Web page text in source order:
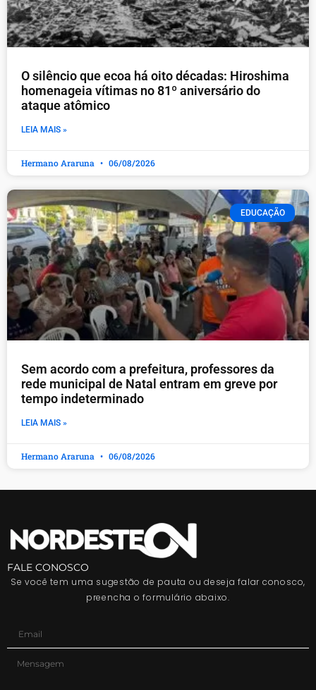
O silêncio que ecoa há oito décadas: Hiroshima
homenageia vítimas no 81º aniversário do
ataque atômico
LEIA MAIS »
Hermano Araruna 06/08/2026
EDUCAÇÃO
​Sem acordo com a prefeitura, professores da
rede municipal de Natal entram em greve por
tempo indeterminado
LEIA MAIS »
Hermano Araruna 06/08/2026
FALE CONOSCO
Se você tem uma sugestão de pauta ou deseja falar conosco,
preencha o formulário abaixo.